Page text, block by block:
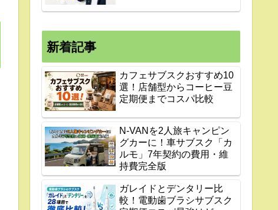
新着記事
カフェサブスクおすすめ10
選！店舗型からコーヒー豆
定期便までコスパ比較
N-VANを2人旅キャンピン
グカーに！車サブスク「カ
ルモ」7年契約の費用・維
持費完全版
ガレイドとデンタリー比
較！電動歯ブラシサブスク